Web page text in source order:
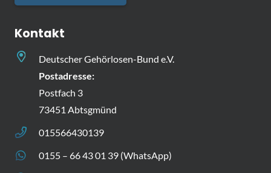
Kontakt
Deutscher Gehörlosen-Bund e.V.
Postadresse:
Postfach 3
73451 Abtsgmünd
015566430139
0155 – 66 43 01 39 (WhatsApp)